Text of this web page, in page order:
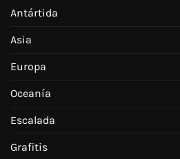
Antártida
Asia
Europa
Oceanía
Escalada
Grafitis